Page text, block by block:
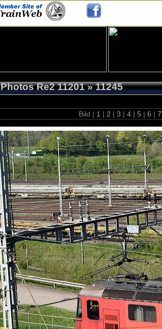
Photos Re2 11201»11245
Bild | 1 | 2 | 3 | 4 | 5 | 6 | 7